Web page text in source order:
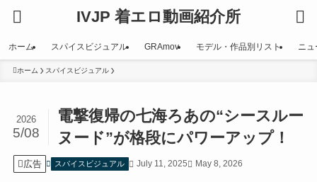
IVJP 着エロ動画紹介所
ホーム スパイスビジュアル GRAmov モデル・作品別リスト ニュ
ホーム スパイスビジュアル
電撃復帰の七海ろあの“シースルー
ヌード”が格段にパワーアップ！
2026
5/08
広告 スパイスビジュアル July 11, 2025 May 8, 2026